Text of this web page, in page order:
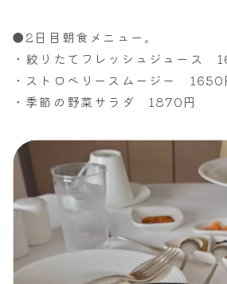
●2日目朝食メニュー。
・絞りたてフレッシュジュース
・ストロベリースムージー 1650
・季節の野菜サラダ 1870円